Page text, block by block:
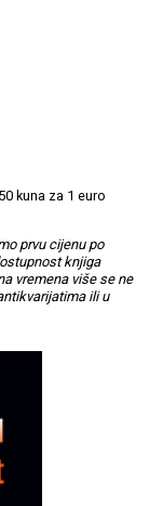
kuna za 1 euro
prvu cijenu po
knjiga
vremena više se ne
ili u